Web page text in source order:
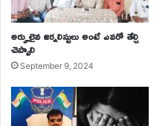
అర్హులైన జర్నలిస్టులు అంటే ఎవరో తేల్చి
చెప్పాలి
September 9, 2024